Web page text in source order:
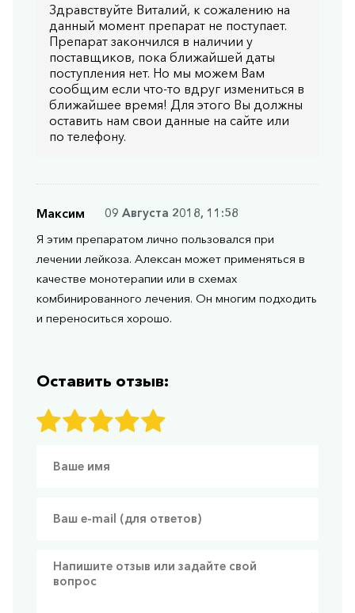
Здравствуйте Виталий, к сожалению на
данный момент препарат не поступает.
Препарат закончился в наличии у
поставщиков, пока ближайшей даты
поступления нет. Но мы можем Вам
сообщим если что-то вдруг измениться в
ближайшее время! Для этого Вы должны
оставить нам свои данные на сайте или
по телефону.
Максим
09 Августа 2018, 11:58
Я этим препаратом лично пользовался при
лечении лейкоза. Алексан может применяться в
качестве монотерапии или в схемах
комбинированного лечения. Он многим подходить
и переноситься хорошо.
Оставить отзыв: